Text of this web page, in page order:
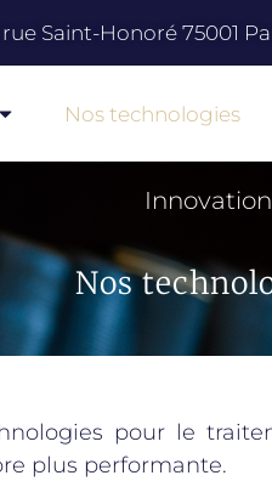
rue Saint-Honoré 75001
Nos technologies
Innovation
Nos
pour le
plus performante.